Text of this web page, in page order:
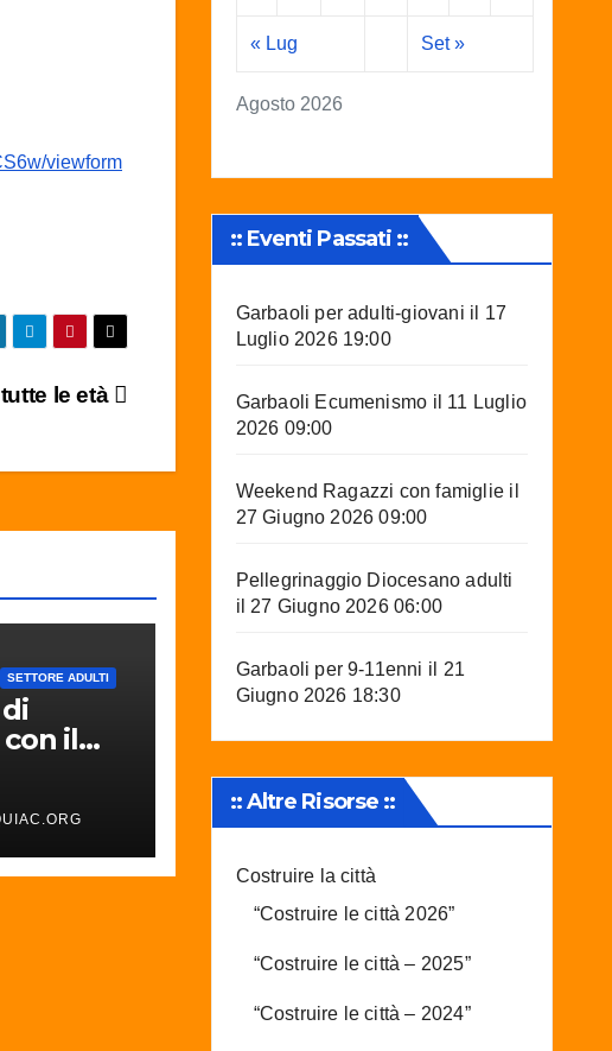
viewform
le età
SETTORE ADULTI
il
Agosto 2026
« Lug Set »
:: Eventi Passati ::
Garbaoli per adulti-giovani il 17
Luglio 2026 19:00
Garbaoli Ecumenismo il 11 Luglio
2026 09:00
Weekend Ragazzi con famiglie il
27 Giugno 2026 09:00
Pellegrinaggio Diocesano adulti
il 27 Giugno 2026 06:00
Garbaoli per 9-11enni il 21
Giugno 2026 18:30
:: Altre Risorse ::
Costruire la città
“Costruire le città 2026”
“Costruire le città – 2025”
“Costruire le città – 2024”